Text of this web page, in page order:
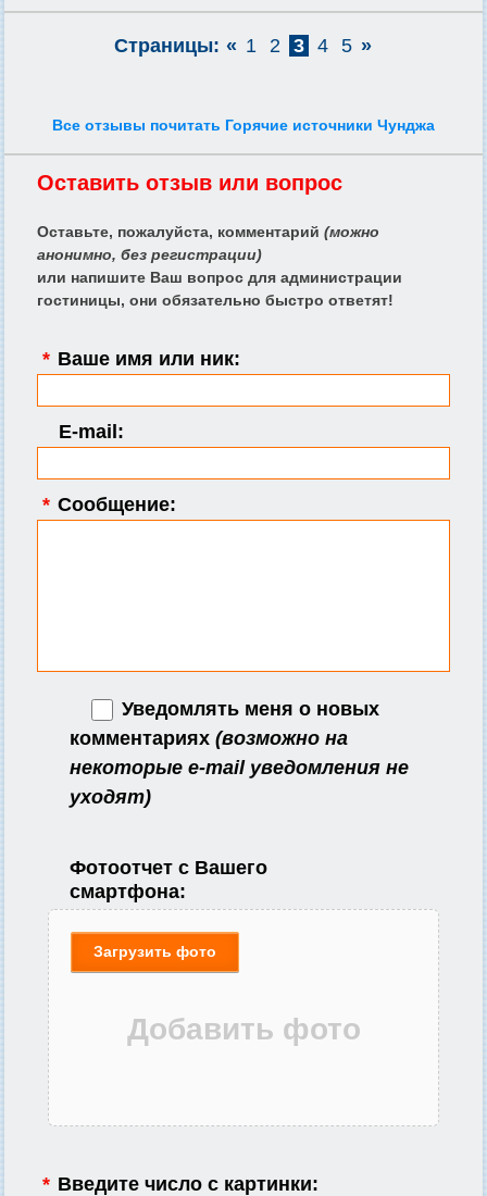
Страницы: « 1 2 3 4 5 »
Все отзывы почитать Горячие источники Чунджа
Оставить отзыв или вопрос
Оставьте, пожалуйста, комментарий (можно
анонимно, без регистрации)
или напишите Ваш вопрос для администрации
гостиницы, они обязательно быстро ответят!
* Ваше имя или ник:
E-mail:
* Сообщение:
Уведомлять меня о новых
комментариях (возможно на
некоторые e-mail уведомления не
уходят)
Фотоотчет с Вашего
смартфона:
Загрузить фото
* Введите число с картинки: